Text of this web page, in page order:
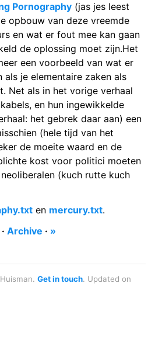
Pornography (jas jes leest
opbouw van deze vreemde
en wat er fout mee kan gaan
de oplossing moet zijn.Het
een voorbeeld van wat er
als je elementaire zaken als
Net als in het vorige verhaal
en hun ingewikkelde
het gebrek daar aan) een
(hele tijd van het
de moeite waard en de
kost voor politici moeten
(kuch rutte kuch
en mercury.txt.
· Archive · »
Get in touch. Updated on